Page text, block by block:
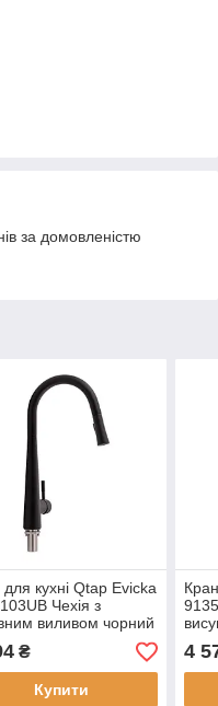
за домовленістю
кухні Qtap Evicka
Чехія з
виливом чорний
₴
Купити
4